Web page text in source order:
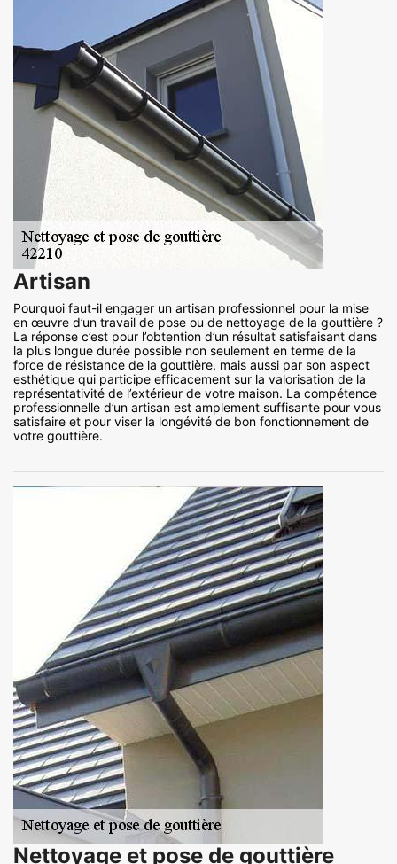
Artisan
Pourquoi faut-il engager un artisan professionnel pour la mise
en œuvre d’un travail de pose ou de nettoyage de la gouttière ?
La réponse c’est pour l’obtention d’un résultat satisfaisant dans
la plus longue durée possible non seulement en terme de la
force de résistance de la gouttière, mais aussi par son aspect
esthétique qui participe efficacement sur la valorisation de la
représentativité de l’extérieur de votre maison. La compétence
professionnelle d’un artisan est amplement suffisante pour vous
satisfaire et pour viser la longévité de bon fonctionnement de
votre gouttière.
Nettoyage et pose de gouttière